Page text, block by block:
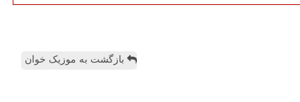
بازگشت به موزیک خوان